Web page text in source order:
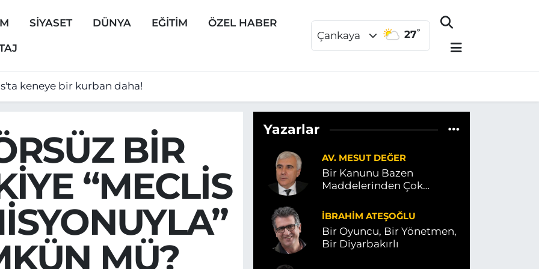
SİYASET DÜNYA EĞİTİM ÖZEL HABER
Çankaya 27°
keneye bir kurban daha!
BİR
“MECLİS
MÜ?
Yazarlar
AV. MESUT DEĞER
Bir Kanunu Bazen
Maddelerinden Çok
İBRAHIM ATEŞOĞLU
Bir Oyuncu, Bir Yönetmen,
Bir Diyarbakırlı